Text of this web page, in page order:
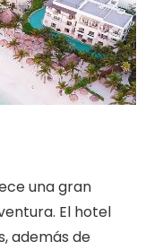
una gran
El hotel
además de